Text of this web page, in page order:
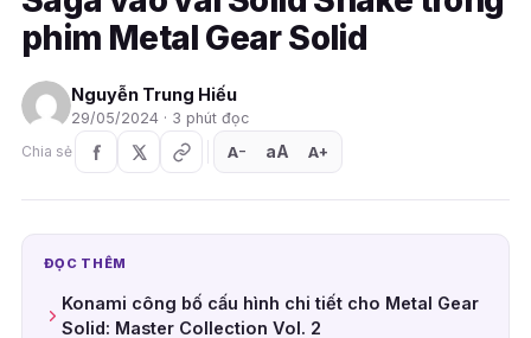
phim Metal Gear Solid
Nguyễn Trung Hiếu
29/05/2024 · 3 phút đọc
Chia sẻ
A− aA A+
ĐỌC THÊM
Konami công bố cấu hình chi tiết cho Metal Gear
Solid: Master Collection Vol. 2